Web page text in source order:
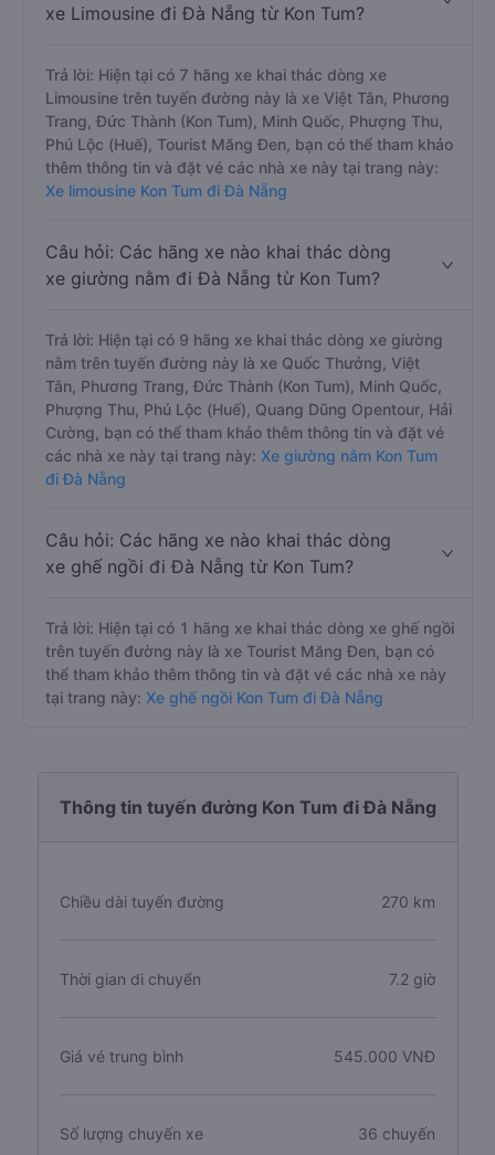
xe Limousine đi Đà Nẵng từ Kon Tum?
Trả lời: Hiện tại có 7 hãng xe khai thác dòng xe
Limousine trên tuyến đường này là xe Việt Tân, Phương
Trang, Đức Thành (Kon Tum), Minh Quốc, Phượng Thu,
Phú Lộc (Huế), Tourist Măng Đen, bạn có thể tham khảo
thêm thông tin và đặt vé các nhà xe này tại trang này:
Xe limousine Kon Tum đi Đà Nẵng
Câu hỏi: Các hãng xe nào khai thác dòng
xe giường nằm đi Đà Nẵng từ Kon Tum?
Trả lời: Hiện tại có 9 hãng xe khai thác dòng xe giường
nằm trên tuyến đường này là xe Quốc Thưởng, Việt
Tân, Phương Trang, Đức Thành (Kon Tum), Minh Quốc,
Phượng Thu, Phú Lộc (Huế), Quang Dũng Opentour, Hải
Cường, bạn có thể tham khảo thêm thông tin và đặt vé
các nhà xe này tại trang này: Xe giường nằm Kon Tum
đi Đà Nẵng
Câu hỏi: Các hãng xe nào khai thác dòng
xe ghế ngồi đi Đà Nẵng từ Kon Tum?
Trả lời: Hiện tại có 1 hãng xe khai thác dòng xe ghế ngồi
trên tuyến đường này là xe Tourist Măng Đen, bạn có
thể tham khảo thêm thông tin và đặt vé các nhà xe này
tại trang này: Xe ghế ngồi Kon Tum đi Đà Nẵng
Thông tin tuyến đường Kon Tum đi Đà Nẵng
Chiều dài tuyến đường 270 km
Thời gian di chuyển 7.2 giờ
Giá vé trung bình 545.000 VNĐ
Số lượng chuyến xe 36 chuyến